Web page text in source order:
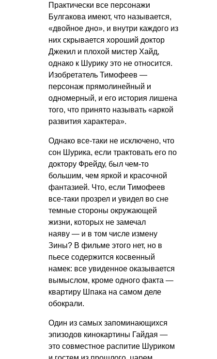
Практически все персонажи
Булгакова имеют, что называется,
«двойное дно», и внутри каждого из
них скрывается хороший доктор
Джекил и плохой мистер Хайд,
однако к Шурику это не относится.
Изобретатель Тимофеев —
персонаж прямолинейный и
одномерный, и его история лишена
того, что принято называть «аркой
развития характера».
Однако все-таки не исключено, что
сон Шурика, если трактовать его по
доктору Фрейду, был чем-то
большим, чем яркой и красочной
фантазией. Что, если Тимофеев
все-таки прозрел и увидел во сне
темные стороны окружающей
жизни, которых не замечал
наяву — и в том числе измену
Зины? В фильме этого нет, но в
пьесе содержится косвенный
намек: все увиденное оказывается
вымыслом, кроме одного факта —
квартиру Шпака на самом деле
обокрали.
Один из самых запоминающихся
эпизодов кинокартины Гайдая —
это совместное распитие Шуриком